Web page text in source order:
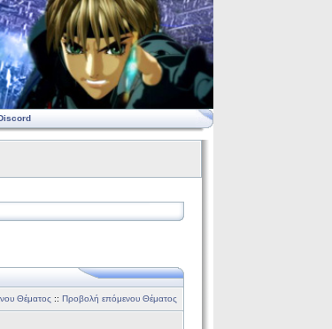
Θέματος :: Προβολή επόμενου Θέματος